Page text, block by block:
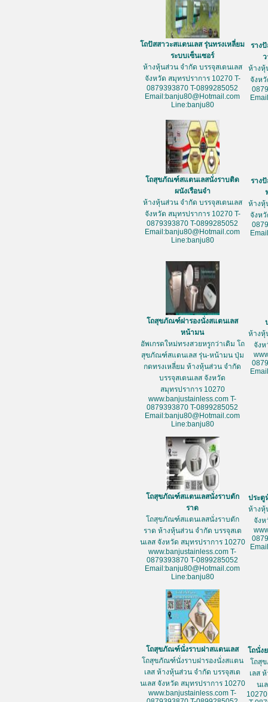
โถปัสสาวะสแตนเลส รุ่นทรงเหลี่ยม
ระบบเซ็นเซอร์
ห้างหุ้นส่วน จำกัด บรรจุสเตนเลส
จังหวัด สมุทรปราการ 10270 T-
0879393870 T-0899285052
Email:banju80@Hotmail.com
Line:banju80
ราง
ห้างหุ้
จังห
โถสุขภัณฑ์สแตนเลสนั่งราบติด
ผนังเรือนจำ
ห้างหุ้นส่วน จำกัด บรรจุสเตนเลส
จังหวัด สมุทรปราการ 10270 T-
0879393870 T-0899285052
Email:banju80@Hotmail.com
Line:banju80
ราง
ห้างหุ้
จังห
โถสุขภัณฑ์ฝารองนั่งสแตนเลส
หน้ามน
อัพเกรดใหม่ทรงสวยหรูกว่าเดิม โถ
สุขภัณฑ์สแตนเลส รุ่น-หน้ามน ปุ่ม
กดทรงเหลี่ยม ห้างหุ้นส่วน จำกัด
บรรจุสเตนเลส จังหวัด
สมุทรปราการ 10270
www.banjustainless.com T-
0879393870 T-0899285052
Email:banju80@Hotmail.com
Line:banju80
ห้างหุ้
จังห
โถสุขภัณฑ์สแตนเลสนั่งราบตัก
ราด
โถสุขภัณฑ์สแตนเลสนั่งราบตัก
ราด ห้างหุ้นส่วน จำกัด บรรจุสเต
นเลส จังหวัด สมุทรปราการ 10270
www.banjustainless.com T-
0879393870 T-0899285052
Email:banju80@Hotmail.com
Line:banju80
ประตู
ห้างหุ้
จังห
โถสุขภัณฑ์นั่งราบฝาสแตนเลส
โถสุขภัณฑ์นั่งราบฝารองนั่งสแตน
เลส ห้างหุ้นส่วน จำกัด บรรจุสเต
นเลส จังหวัด สมุทรปราการ 10270
www.banjustainless.com T-
โถนั่ง
โถสุ
เลส
นเ